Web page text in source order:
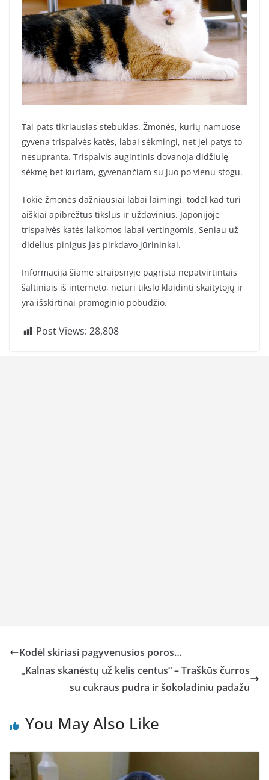
Tai pats tikriausias stebuklas. Žmonės, kurių namuose
gyvena trispalvės katės, labai sėkmingi, net jei patys to
nesupranta. Trispalvis augintinis dovanoja didžiulę
sėkmę bet kuriam, gyvenančiam su juo po vienu stogu.
Tokie žmonės dažniausiai labai laimingi, todėl kad turi
aiškiai apibrėžtus tikslus ir uždavinius. Japonijoje
trispalvės katės laikomos labai vertingomis. Seniau už
didelius pinigus jas pirkdavo jūrininkai.
Informacija šiame straipsnyje pagrįsta nepatvirtintais
šaltiniais iš interneto, neturi tikslo klaidinti skaitytojų ir
yra išskirtinai pramoginio pobūdžio.
Post Views: 28,808
Kodėl skiriasi pagyvenusios poros…
„Kalnas skanėstų už kelis centus“ – Traškūs čurros
su cukraus pudra ir šokoladiniu padažu
You May Also Like